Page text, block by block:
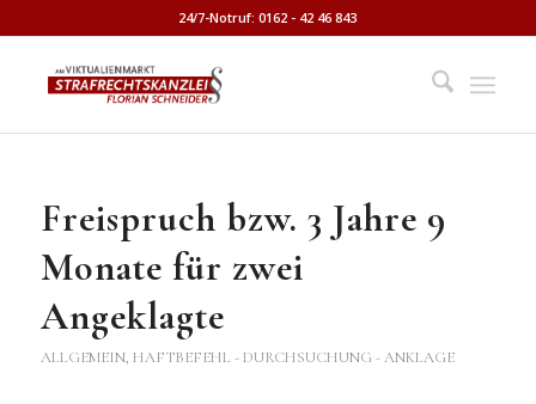
24/7-Notruf: 0162 - 42 46 843
Freispruch bzw. 3 Jahre 9
Monate für zwei
Angeklagte
ALLGEMEIN, HAFTBEFEHL - DURCHSUCHUNG - ANKLAGE